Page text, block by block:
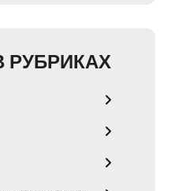
РУБРИКАХ